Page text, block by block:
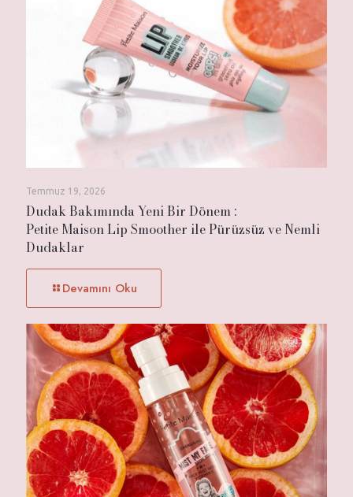
Temmuz 19, 2026
Dudak Bakımında Yeni Bir Dönem :
Petite Maison Lip Smoother ile Pürüzsüz ve Nemli
Dudaklar
Devamını Oku